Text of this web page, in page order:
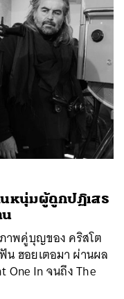
หนุ่มผู้ถูกปฏิเสธ
าพคู่บุญของ คริสโต
น ฮอยเตอมา ผ่านผล
One In จนถึง The